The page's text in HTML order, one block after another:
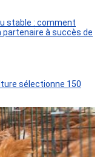
stable : comment
partenaire à succès de
sélectionne 150